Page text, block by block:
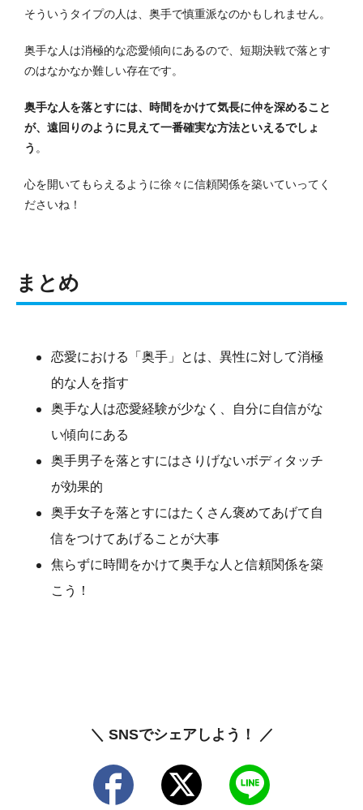
そういうタイプの人は、奥手で慎重派なのかもしれません。
奥手な人は消極的な恋愛傾向にあるので、短期決戦で落とす
のはなかなか難しい存在です。
奥手な人を落とすには、時間をかけて気長に仲を深めること
が、遠回りのように見えて一番確実な方法といえるでしょ
う 。
心を開いてもらえるように徐々に信頼関係を築いていってく
ださいね！
まとめ
恋愛における「奥手」とは、異性に対して消極
的な人を指す
奥手な人は恋愛経験が少なく、自分に自信がな
い傾向にある
奥手男子を落とすにはさりげないボディタッチ
が効果的
奥手女子を落とすにはたくさん褒めてあげて自
信をつけてあげることが大事
焦らずに時間をかけて奥手な人と信頼関係を築
こう！
＼ SNSでシェアしよう！ ／